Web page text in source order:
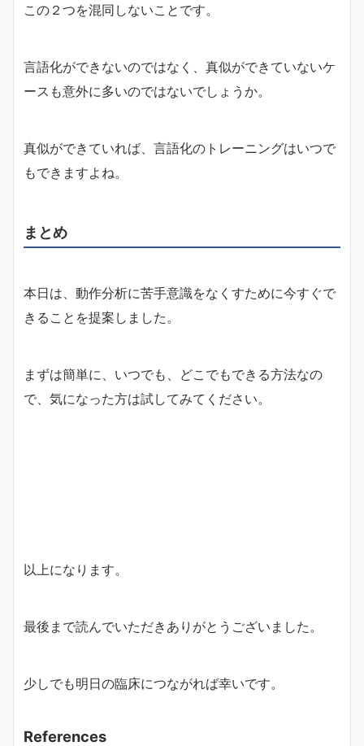
この２つを混同しないことです。
言語化ができないのではなく、真似ができていないケ
ースも意外に多いのではないでしょうか。
真似ができていれば、言語化のトレーニングはいつで
もできますよね。
まとめ
本日は、動作分析に苦手意識をなくすために今すぐで
きることを提案しました。
まずは簡単に、いつでも、どこでもできる方法なの
で、気になった方は試してみてください。
以上になります。
最後まで読んでいただきありがとうございました。
少しでも明日の臨床につながれば幸いです。
References